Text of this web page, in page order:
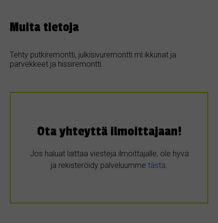
Muita tietoja
Tehty putkiremontti, julkisivuremontti ml.ikkunat ja
parvekkeet ja hissiremontti.
Ota yhteyttä ilmoittajaan!
Jos haluat laittaa viestejä ilmoittajalle, ole hyvä
ja rekisteröidy palveluumme tästä